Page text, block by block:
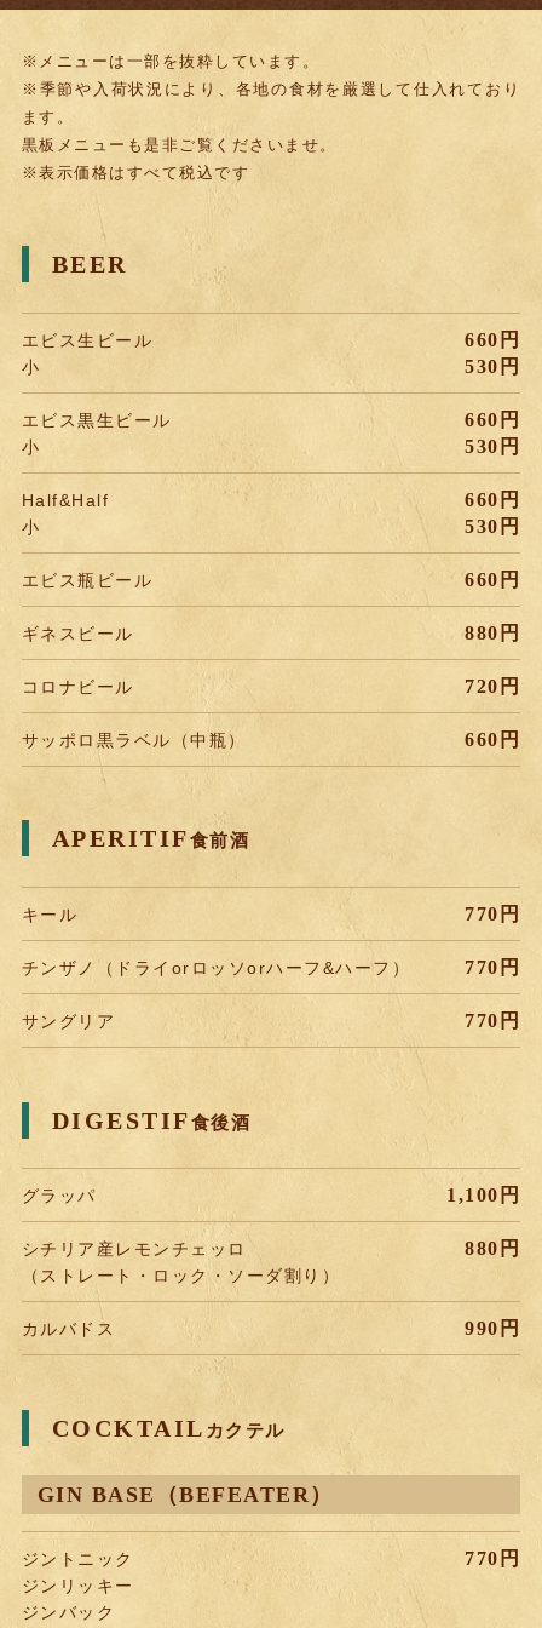
※メニューは一部を抜粋しています。
※季節や入荷状況により、各地の食材を厳選して仕入れており
ます。
黒板メニューも是非ご覧くださいませ。
※表示価格はすべて税込です
BEER
エビス生ビール
小
660円
530円
エビス黒生ビール
小
660円
530円
Half&Half
小
660円
530円
エビス瓶ビール 660円
ギネスビール 880円
コロナビール 720円
サッポロ黒ラベル（中瓶） 660円
APERITIF食前酒
キール 770円
チンザノ（ドライorロッソorハーフ&ハーフ） 770円
サングリア 770円
DIGESTIF食後酒
グラッパ 1,100円
シチリア産レモンチェッロ
（ストレート・ロック・ソーダ割り）
880円
カルバドス 990円
COCKTAIL カクテル
GIN BASE（BEFEATER）
ジントニック
ジンリッキー
ジンバック
770円